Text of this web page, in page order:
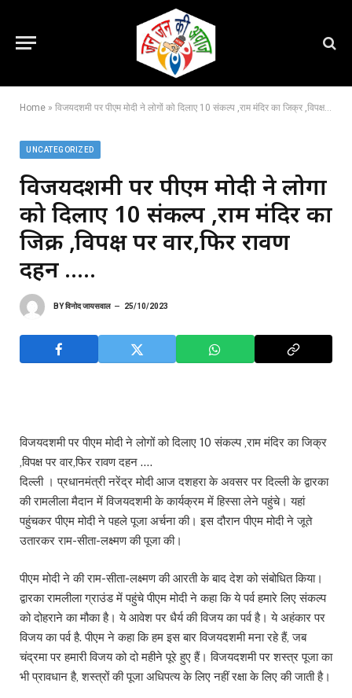
Home » विजयदशमी पर पीएम मोदी ने लोगों को दिलाए 10 संकल्प ,राम मंदिर का जिक्र ,विपक्ष पर वार,फिर रावण दहन …..
UNCATEGORIZED
विजयदशमी पर पीएम मोदी ने लोगों
को दिलाए 10 संकल्प ,राम मंदिर का
जिक्र ,विपक्ष पर वार,फिर रावण
दहन …..
BYविनोद जायसवाल 25/10/2023
विजयदशमी पर पीएम मोदी ने लोगों को दिलाए 10 संकल्प ,राम मंदिर का जिक्र
,विपक्ष पर वार,फिर रावण दहन ….
दिल्ली । प्रधानमंत्री नरेंद्र मोदी आज दशहरा के अवसर पर दिल्ली के द्वारका
की रामलीला मैदान में विजयदशमी के कार्यक्रम में हिस्सा लेने पहुंचे। यहां
पहुंचकर पीएम मोदी ने पहले पूजा अर्चना की। इस दौरान पीएम मोदी ने जूते
उतारकर राम-सीता-लक्ष्मण की पूजा की।
पीएम मोदी ने की राम-सीता-लक्ष्मण की आरती के बाद देश को संबोधित किया।
द्वारका रामलीला ग्राउंड में पहुंचे पीएम मोदी ने कहा कि ये पर्व हमारे लिए संकल्प
को दोहराने का मौका है। ये आवेश पर धैर्य की विजय का पर्व है। ये अहंकार पर
विजय का पर्व है. पीएम ने कहा कि हम इस बार विजयदशमी मना रहे हैं, जब
चंद्रमा पर हमारी विजय को दो महीने पूरे हुए हैं। विजयदशमी पर शस्त्र पूजा का
भी प्रावधान है, शस्त्रों की पूजा अधिपत्य के लिए नहीं रक्षा के लिए की जाती है।